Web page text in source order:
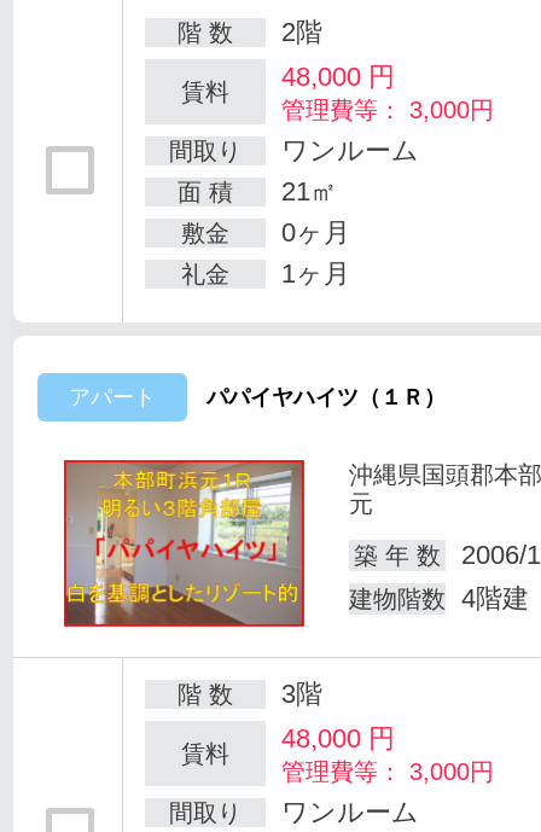
階 数 2階
賃料 48,000 円
管理費等： 3,000円
間取り
ワンルーム
面 積 21㎡
敷金 0ヶ月
礼金 1ヶ月
アパート パパイヤハイツ（１Ｒ）
沖縄県国頭郡本
元
築 年 数
2006/
建物階数 4階建
階 数 3階
賃料 48,000 円
管理費等： 3,000円
間取り
ワンルーム